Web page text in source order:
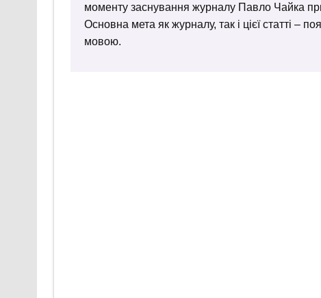
моменту заснування журналу Павло Чайка
Основна мета як журналу, так і цієї статті –
мовою.